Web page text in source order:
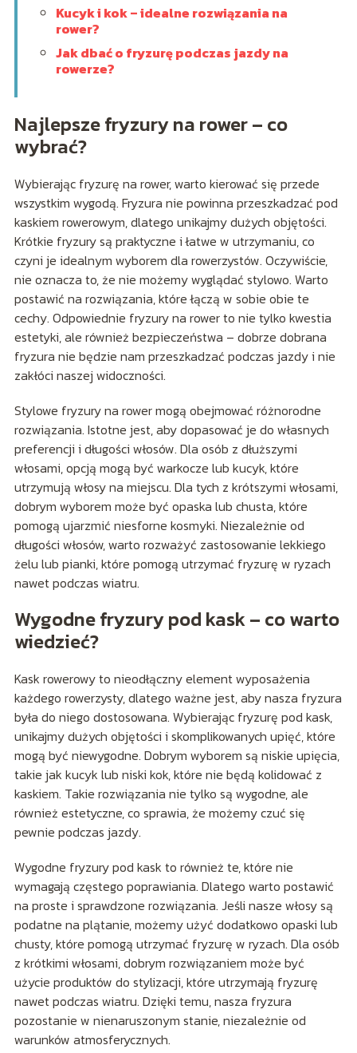
Kucyk i kok – idealne rozwiązania na
rower?
Jak dbać o fryzurę podczas jazdy na
rowerze?
Najlepsze fryzury na rower – co
wybrać?
Wybierając fryzurę na rower, warto kierować się przede
wszystkim wygodą. Fryzura nie powinna przeszkadzać pod
kaskiem rowerowym, dlatego unikajmy dużych objętości.
Krótkie fryzury są praktyczne i łatwe w utrzymaniu, co
czyni je idealnym wyborem dla rowerzystów. Oczywiście,
nie oznacza to, że nie możemy wyglądać stylowo. Warto
postawić na rozwiązania, które łączą w sobie obie te
cechy. Odpowiednie fryzury na rower to nie tylko kwestia
estetyki, ale również bezpieczeństwa – dobrze dobrana
fryzura nie będzie nam przeszkadzać podczas jazdy i nie
zakłóci naszej widoczności.
Stylowe fryzury na rower mogą obejmować różnorodne
rozwiązania. Istotne jest, aby dopasować je do własnych
preferencji i długości włosów. Dla osób z dłuższymi
włosami, opcją mogą być warkocze lub kucyk, które
utrzymują włosy na miejscu. Dla tych z krótszymi włosami,
dobrym wyborem może być opaska lub chusta, które
pomogą ujarzmić niesforne kosmyki. Niezależnie od
długości włosów, warto rozważyć zastosowanie lekkiego
żelu lub pianki, które pomogą utrzymać fryzurę w ryzach
nawet podczas wiatru.
Wygodne fryzury pod kask – co warto
wiedzieć?
Kask rowerowy to nieodłączny element wyposażenia
każdego rowerzysty, dlatego ważne jest, aby nasza fryzura
była do niego dostosowana. Wybierając fryzurę pod kask,
unikajmy dużych objętości i skomplikowanych upięć, które
mogą być niewygodne. Dobrym wyborem są niskie upięcia,
takie jak kucyk lub niski kok, które nie będą kolidować z
kaskiem. Takie rozwiązania nie tylko są wygodne, ale
również estetyczne, co sprawia, że możemy czuć się
pewnie podczas jazdy.
Wygodne fryzury pod kask to również te, które nie
wymagają częstego poprawiania. Dlatego warto postawić
na proste i sprawdzone rozwiązania. Jeśli nasze włosy są
podatne na plątanie, możemy użyć dodatkowo opaski lub
chusty, które pomogą utrzymać fryzurę w ryzach. Dla osób
z krótkimi włosami, dobrym rozwiązaniem może być
użycie produktów do stylizacji, które utrzymają fryzurę
nawet podczas wiatru. Dzięki temu, nasza fryzura
pozostanie w nienaruszonym stanie, niezależnie od
warunków atmosferycznych.